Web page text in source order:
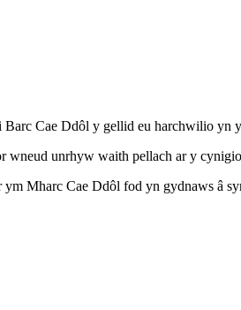
Cae Ddôl y gellid eu harchwilio yn
wneud unrhyw waith pellach ar y
Mharc Cae Ddôl fod yn gydnaws â